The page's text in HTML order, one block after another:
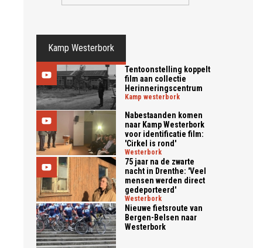
Kamp Westerbork
Tentoonstelling koppelt
film aan collectie
Herinneringscentrum
kamp westerbork
Nabestaanden komen
naar Kamp Westerbork
voor identificatie film:
'Cirkel is rond'
westerbork
75 jaar na de zwarte
nacht in Drenthe: 'Veel
mensen werden direct
gedeporteerd'
westerbork
Nieuwe fietsroute van
Bergen-Belsen naar
Westerbork